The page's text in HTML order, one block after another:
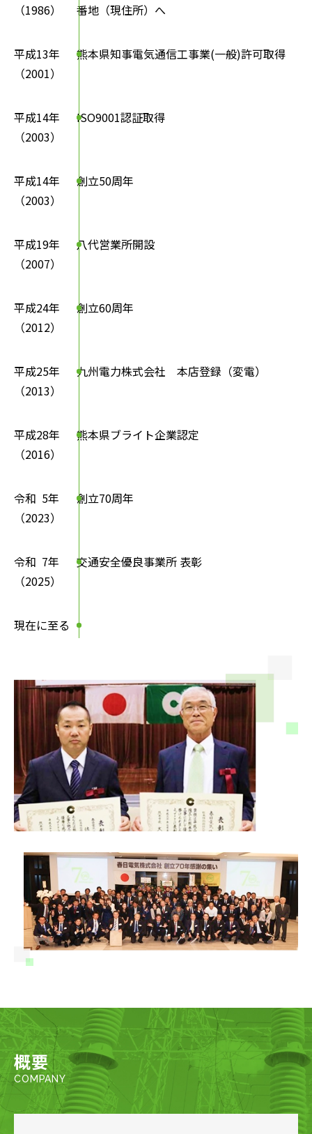
（1986）
番地（現住所）へ
平成13年
（2001）
熊本県知事電気通信工事業(一般)許可取得
平成14年
（2003）
ISO9001認証取得
平成14年
（2003）
創立50周年
平成19年
（2007）
八代営業所開設
平成24年
（2012）
創立60周年
平成25年
（2013）
九州電力株式会社 本店登録（変電）
平成28年
（2016）
熊本県ブライト企業認定
令和 5年
（2023）
創立70周年
令和 7年
（2025）
交通安全優良事業所 表彰
現在に至る
概要
COMPANY